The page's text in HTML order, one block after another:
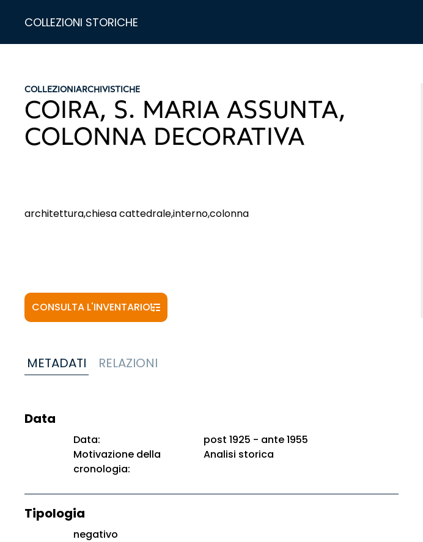
COLLEZIONI STORICHE
COLLEZIONIARCHIVISTICHE
COIRA, S. MARIA ASSUNTA,
COLONNA DECORATIVA
architettura,chiesa cattedrale,interno,colonna
CONSULTA L'INVENTARIO
METADATI RELAZIONI
Data
Data:
post 1925 - ante 1955
Motivazione della
cronologia:
Analisi storica
Tipologia
negativo